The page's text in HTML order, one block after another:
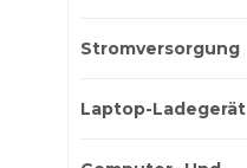
Stromversorgung
Laptop-Ladegerät